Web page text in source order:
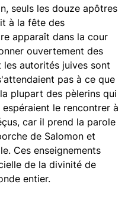
seuls les douze apôtres
à la fête des
apparaît dans la cour
ouvertement des
autorités juives sont
pas à ce que
plupart des pèlerins qui
le rencontrer à
car il prend la parole
de Salomon et
Ces enseignements
de la divinité de
entier.